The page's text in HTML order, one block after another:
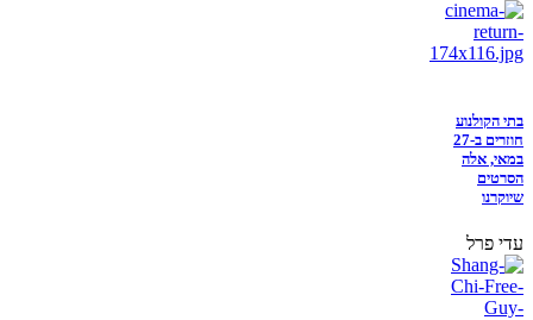
בתי הקולנוע
חוזרים ב-27
במאי, אלה
הסרטים
שיוקרנו
עדי פרל